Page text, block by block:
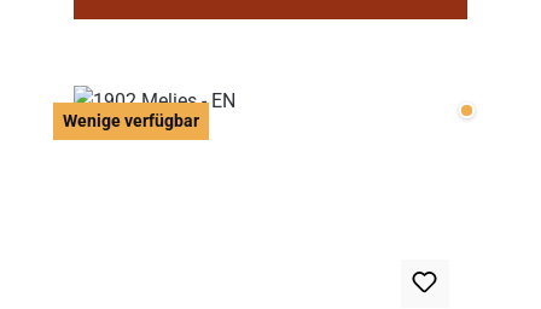
Wenige verfügbar Wenige